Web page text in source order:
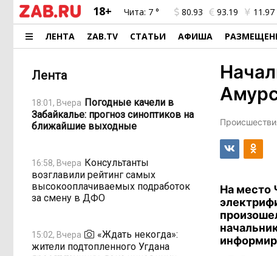
18+ Чита: 7 ° 80.93 93.19 11.97
ЛЕНТА ZAB.TV СТАТЬИ АФИША
Лента
18:01, Вчера Погодные качели в
Забайкалье: прогноз синоптиков на
ближайшие выходные
16:58, Вчера Консультанты
возглавили рейтинг самых
высокооплачиваемых подработок
за смену в ДФО
15:02, Вчера
«Ждать некогда»:
жители подтопленного Угдана
На место